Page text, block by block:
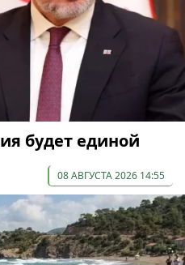
будет единой
08 АВГУСТА 2026 14:55